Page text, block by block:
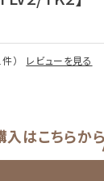
件） レビューを見る
入はこちらか